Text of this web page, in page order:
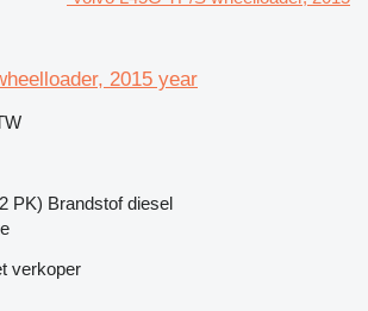
2015 year
PK) Brandstof diesel
verkoper